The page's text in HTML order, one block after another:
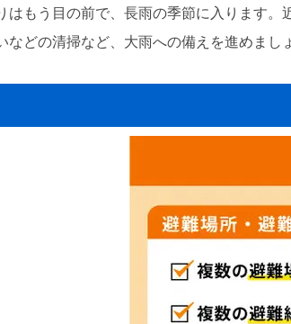
はもう目の前で、長雨の季節に入ります
どの清掃など、大雨への備えを進めまし